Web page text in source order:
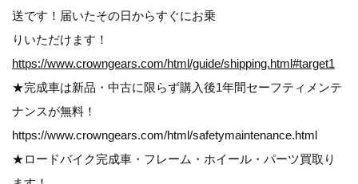
送です！届いたその日からすぐにお乗
りいただけます！
https://www.crowngears.com/html/guide/shipping.html#target1
★完成車は新品・中古に限らず購入後1年間セーフティメンテ
ナンスが無料！
https://www.crowngears.com/html/safetymaintenance.html
★ロードバイク完成車・フレーム・ホイール・パーツ買取り